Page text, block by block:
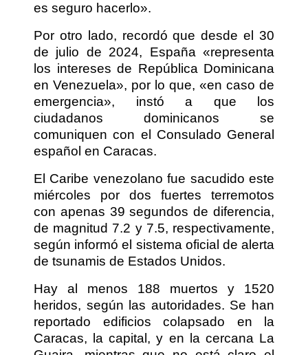
es seguro hacerlo».
Por otro lado, recordó que desde el 30
de julio de 2024, España «representa
los intereses de República Dominicana
en Venezuela», por lo que, «en caso de
emergencia», instó a que los
ciudadanos dominicanos se
comuniquen con el Consulado General
español en Caracas.
El Caribe venezolano fue sacudido este
miércoles por dos fuertes terremotos
con apenas 39 segundos de diferencia,
de magnitud 7.2 y 7.5, respectivamente,
según informó el sistema oficial de alerta
de tsunamis de Estados Unidos.
Hay al menos 188 muertos y 1520
heridos, según las autoridades. Se han
reportado edificios colapsado en la
Caracas, la capital, y en la cercana La